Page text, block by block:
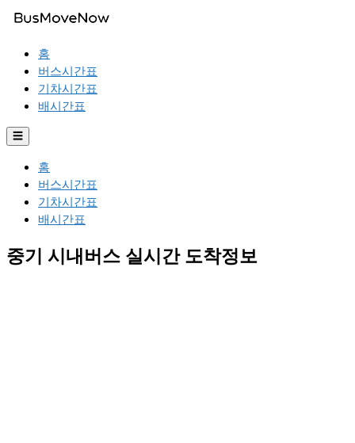
홈
버스시간표
기차시간표
배시간표
☰
홈
버스시간표
기차시간표
배시간표
중기 시내버스 실시간 도착정보